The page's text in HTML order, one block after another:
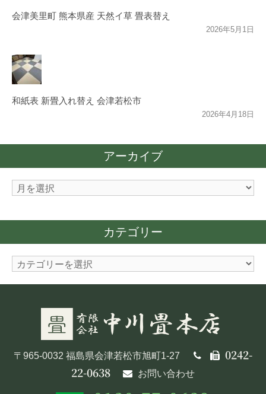
会津美里町 熊本県産 天然イ草 畳表替え
2026年5月1日
和紙表 新畳入れ替え 会津若松市
2026年4月18日
アーカイブ
ア
カ
カテゴリー
カ
〒965-0032 福島県会津若松市旭町1-27
0242-
22-0638
お問い合わせ